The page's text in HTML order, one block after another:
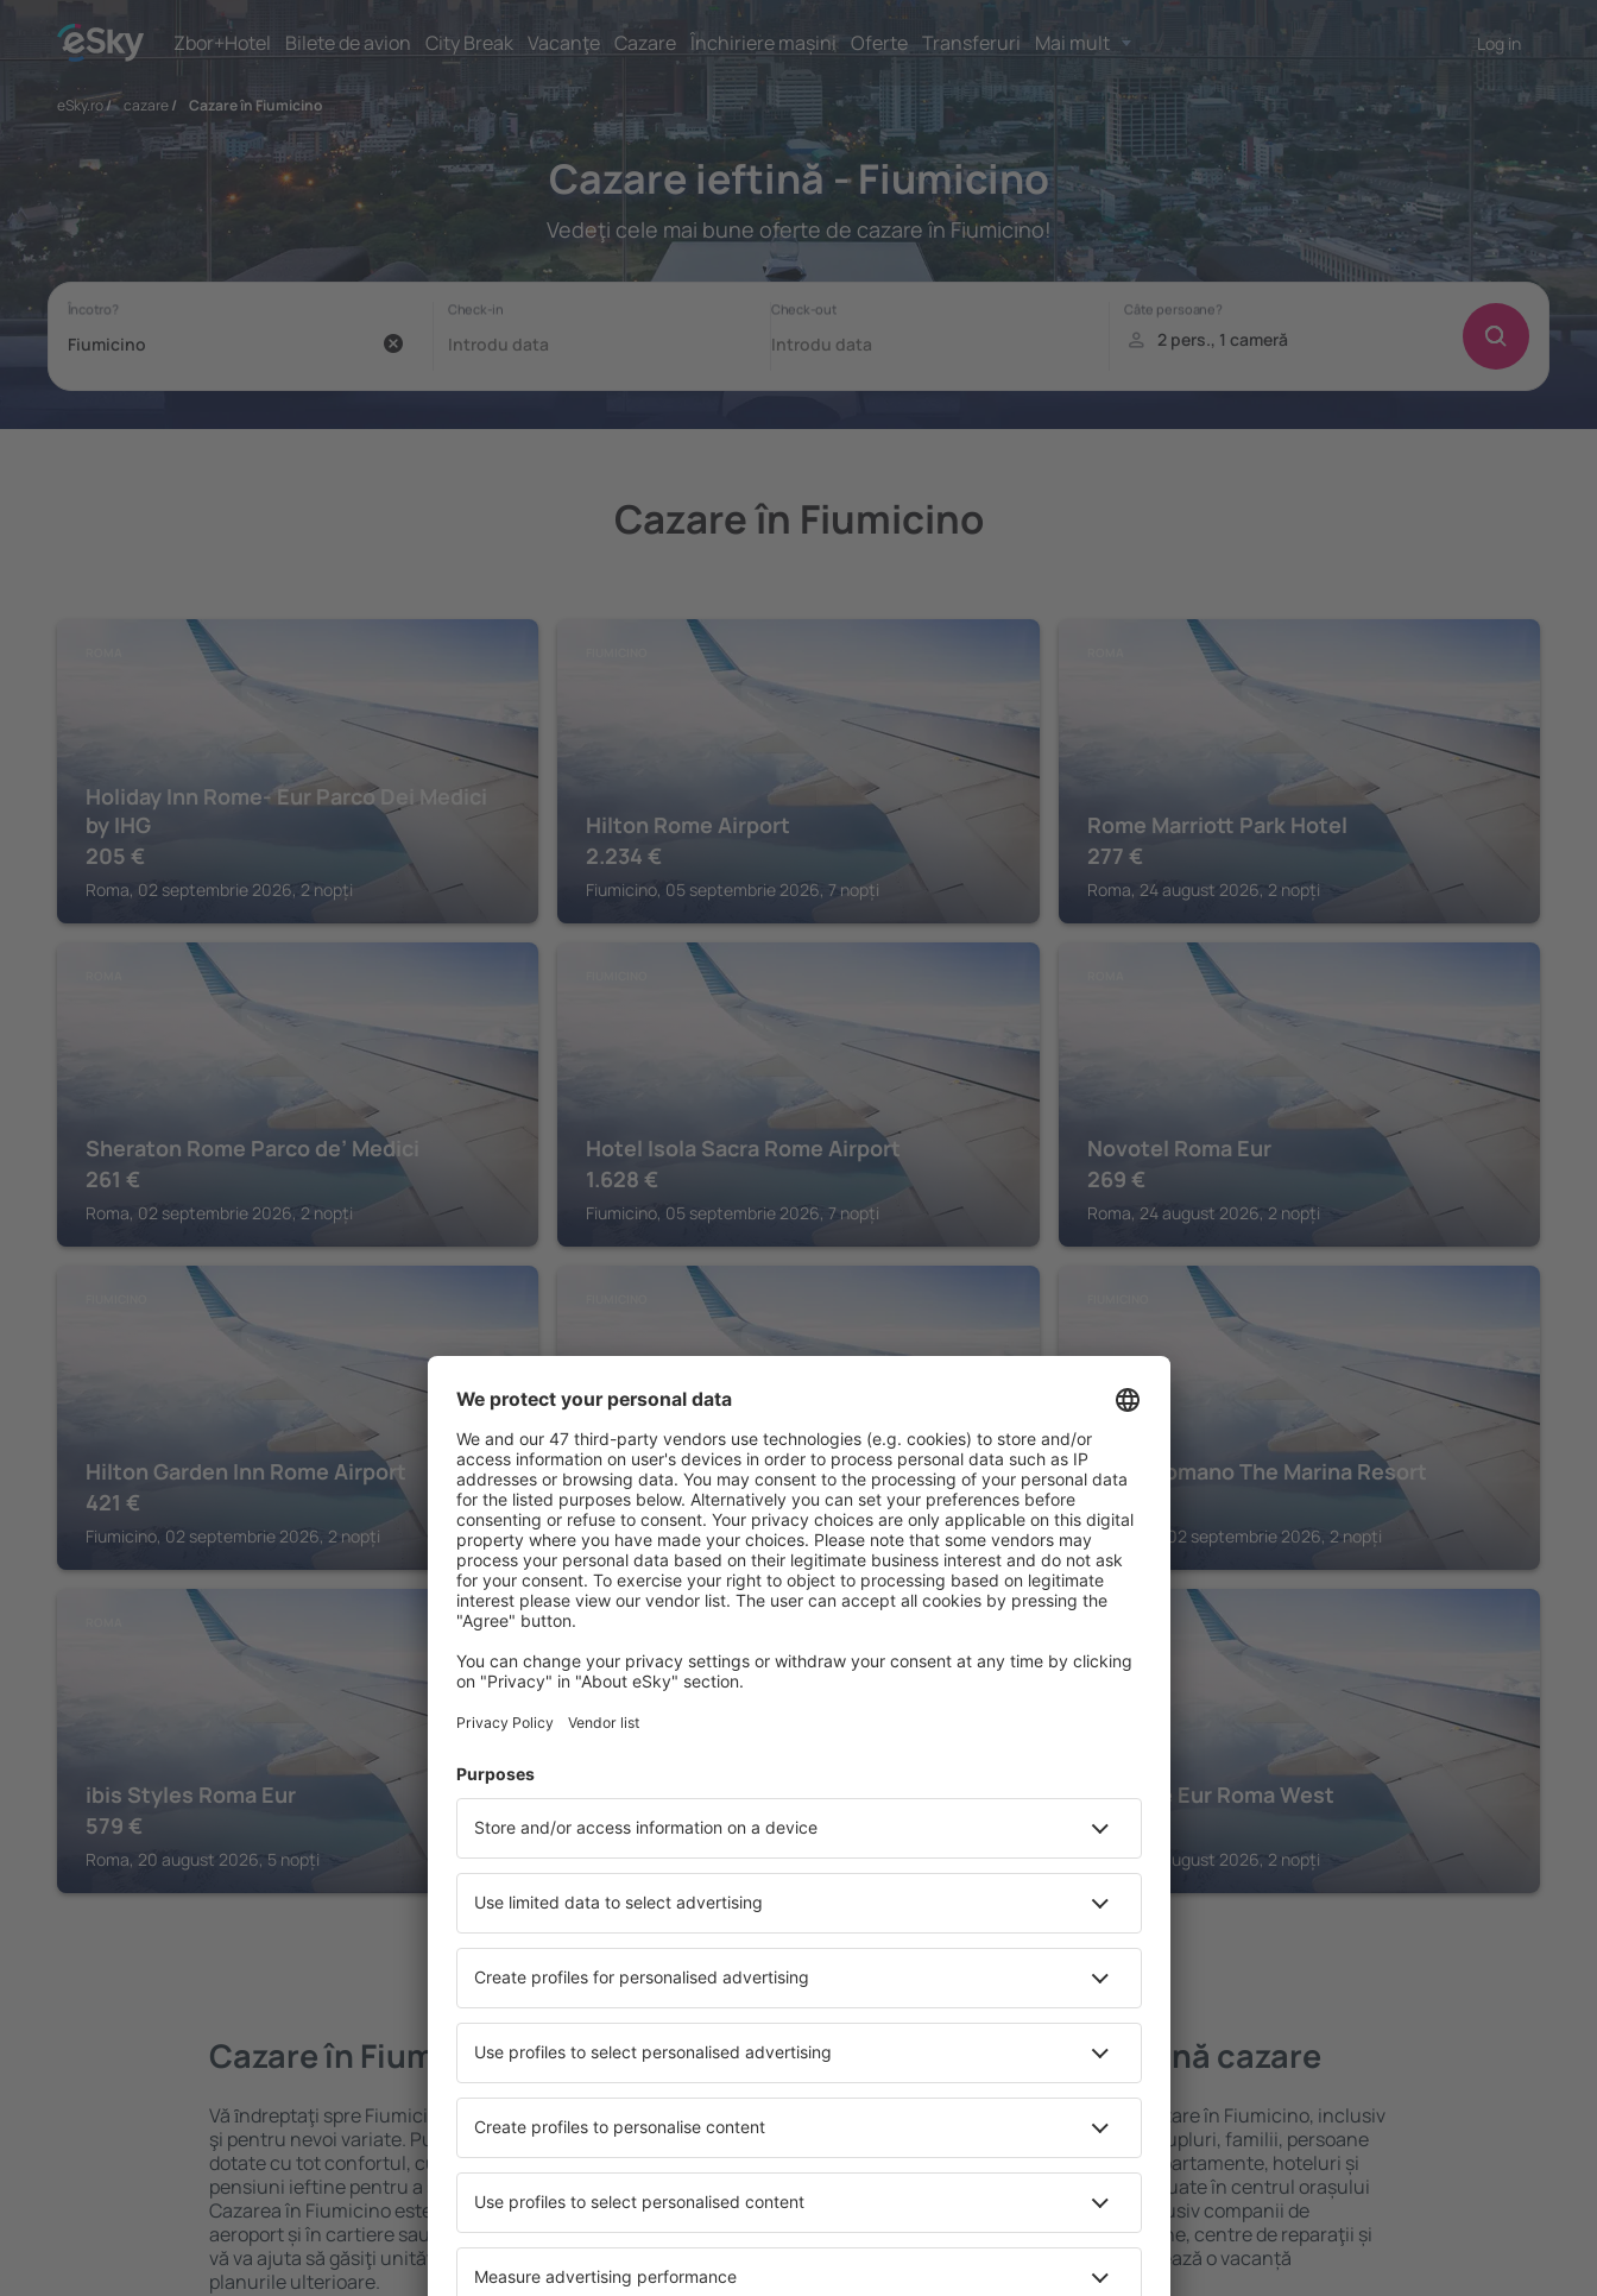
Zbor+Hotel Bilete de avion City Break Vacanţe Cazare Închiriere mașini Oferte Transferuri Mai mult Log in
eSky.ro/ cazare/ Cazare în Fiumicino
Cazare ieftină - Fiumicino
Vedeţi cele mai bune oferte de cazare în Fiumicino!
Cazare în Fiumicino
Holiday Inn Rome- Eur Parco Dei Medici
by IHG
205 €
Roma, 02 septembrie 2026, 2 nopți
Hilton Rome Airport
2.234 €
Fiumicino, 05 septembrie 2026, 7 nopți
Rome Marriott Park Hotel
277 €
Roma, 24 august 2026, 2 nopți
Sheraton Rome Parco de’ Medici
261 €
Roma, 02 septembrie 2026, 2 nopți
Hotel Isola Sacra Rome Airport
1.628 €
Fiumicino, 05 septembrie 2026, 7 nopți
Novotel Roma Eur
269 €
Roma, 24 august 2026, 2 nopți
Hilton Garden Inn Rome Airport
421 €
Fiumicino, 02 septembrie 2026, 2 nopți
QC Grand Hotel Roma
844€
Fiumicino, 02 septembrie 2026, 2 nopți
Porto Romano The Marina Resort
Fiumicino, 02 septembrie 2026, 2 nopți
ibis Styles Roma Eur
579 €
Roma, 20 august 2026, 5 nopți
Best Western Hotel Rome Airport
1.147 €
Fiumicino, 05 septembrie 2026, 7 nopți
Mercure Eur Roma West
220
Roma, 25 august 2026, 2 nopți
Vedeţi mai multe oferte în Fiumicino
Cazare în Fiumicino
Vă ȋndreptaţi spre Fiumicino? Găsiți cazare pentru fiecare buget
şi pentru nevoi variate. Puteți beneficia de proprietăți spațioase,
dotate cu tot confortul, cu numeroase facilități, precum și de
pensiuni ieftine pentru a sta câteva zile în timpul unui city break.
Cazarea în Fiumicino este disponibilă în centrul orașului, lângă
aeroport și în cartiere sau regiuni mai puțin populare. Acest lucru
vă va ajuta să găsiţi unităţi de cazare în funcție de nevoi și de
planurile ulterioare.
Fiumicino – cea mai bună cazare
Puteți alege dintr-o ofertă variată de cazare în Fiumicino, inclusiv
proprietăți pentru o singură persoană, cupluri, familii, persoane
ȋn vârstă și grupuri. Oaspeţii pot sta în apartamente, hoteluri și
pensiuni care oferă intimitate și sunt situate în centrul orașului
Fiumicino. Facilitățile din apropiere, inclusiv companii de
închirieri auto, transport public, magazine, centre de reparaţii și
locuri de relaxare sau distracţie, garantează o vacanță